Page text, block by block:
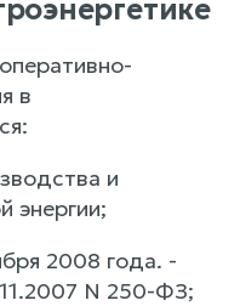
в
и
энергии;
2008 года. -
N 250-ФЗ;